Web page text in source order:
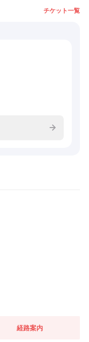
チケット一覧
経路案内